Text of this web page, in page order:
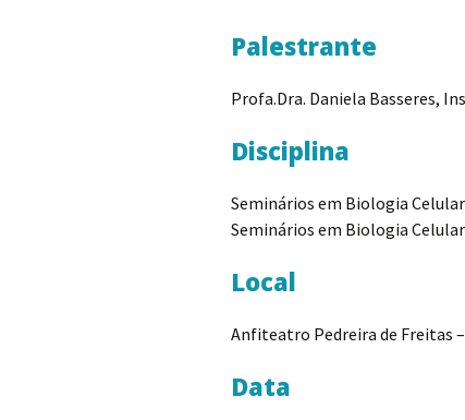
Palestrante
Profa.Dra. Daniela Basseres,
Disciplina
Seminários em Biologia
Seminários em Biologia
Local
Anfiteatro Pedreira de Freitas
Data